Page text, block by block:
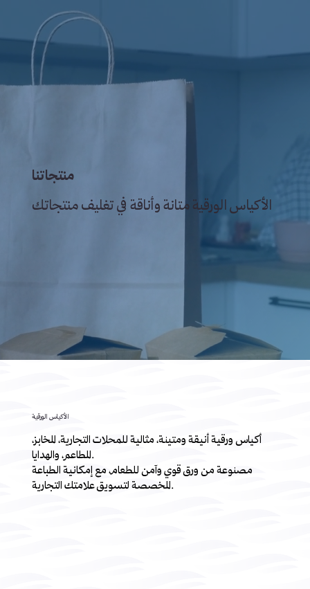
منتجاتنا
الأكياس الورقية متانة وأناقة في تغليف منتجاتك
الأكياس الورقية
أكياس ورقية أنيقة ومتينة، مثالية للمحلات التجارية، المخابز،
المطاعم، والهدايا.
مصنوعة من ورق قوي وآمن للطعام، مع إمكانية الطباعة
المخصصة لتسويق علامتك التجارية.